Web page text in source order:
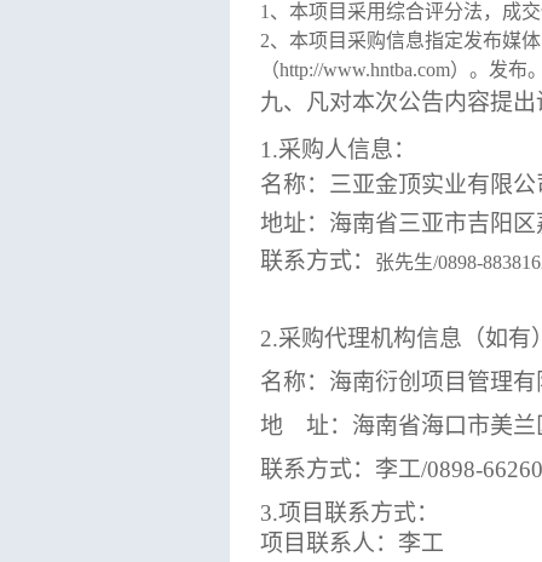
1、本项目采用综合评分法，成
2、本项目采购信息指定发布媒
（http://www.hntba.com）。发布
九、凡对本次公告内容提
1.采购人信息：
名称：三亚金顶实业有限公
地址：海南省三亚市吉阳
联系方式：
张先生/0898-
2.采购代理机构信息（如有
名称：海南衍创项目管理有
地 址：海南省海口市美兰
联系方式：李工/0898-
3.项目 联系方式：
项目联系人：李工